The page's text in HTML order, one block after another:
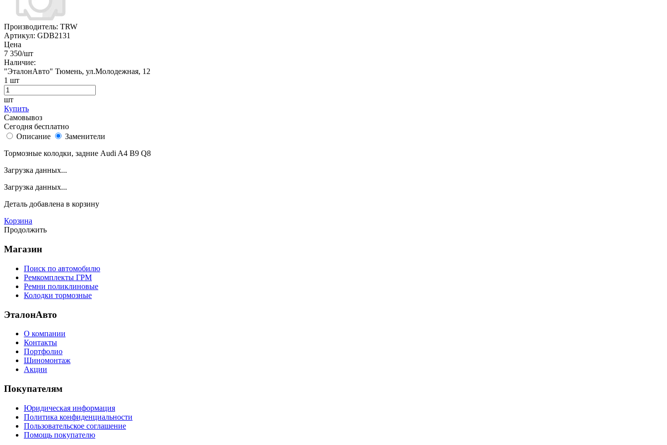
Производитель: TRW
Артикул: GDB2131
Цена
7 350/шт
Наличие:
"ЭталонАвто" Тюмень, ул.Молодежная, 12
1 шт
шт
Купить
Самовывоз
Сегодня бесплатно
Описание
Заменители
Тормозные колодки, задние Audi A4 B9 Q8
Загрузка данных...
Загрузка данных...
Деталь добавлена в корзину
Корзина
Продолжить
Магазин
Поиск по автомобилю
Ремкомплекты ГРМ
Ремни поликлиновые
Колодки тормозные
ЭталонАвто
О компании
Контакты
Портфолио
Шиномонтаж
Акции
Покупателям
Юридическая информация
Политика конфиденциальности
Пользовательское соглашение
Помощь покупателю